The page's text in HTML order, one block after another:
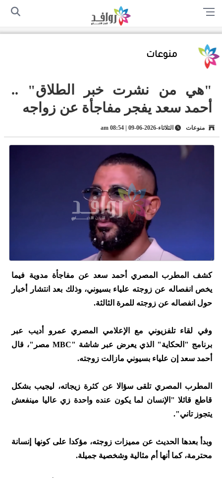
الرئيسية سياسة الخصوصية
منوعات
"هي من نشرت خبر الطلاق" ..
أحمد سعد يفجر مفاجأة عن زواجه
منوعات الثلاثاء-2026-06-09 | 08:54 am
كشف المطرب المصري أحمد سعد عن مفاجأة مدوية فيما
يخص انفصاله عن زوجته علياء بسيوني، وذلك بعد انتشار أخبار
حول انفصاله عن زوجته للمرة الثالثة.
وفي لقاء تلفزيوني مع الإعلامي المصري عمرو أديب عبر
برنامج "الحكاية" الذي يعرض عبر شاشة "MBC مصر"، قال
أحمد سعد إن علياء بسيوني مازالت زوجته.
المطرب المصري تلقى سؤالا عن كثرة زيجاته، ليجيب بشكل
قاطع قائلا "الإنسان لما يكون عنده واحدة زي عاليا مينفعش
يتجوز تاني".
وبدأ بعدها الحديث عن مميزات زوجته، مؤكدا على كونها إنسانة
محترمة، كما أنها أم مثالية وشخصية جميلة.